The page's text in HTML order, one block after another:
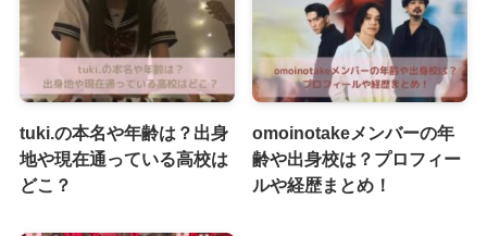
tuki.の本名や年齢は？出身
地や現在通っている高校は
どこ？
omoinotakeメンバーの年
齢や出身校は？プロフィー
ルや経歴まとめ！